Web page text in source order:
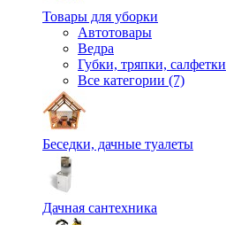
Товары для уборки
Автотовары
Ведра
Губки, тряпки, салфетки
Все категории (7)
Беседки, дачные туалеты
Дачная сантехника